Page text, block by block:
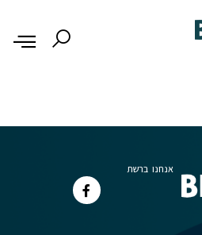
אנחנו ברשת